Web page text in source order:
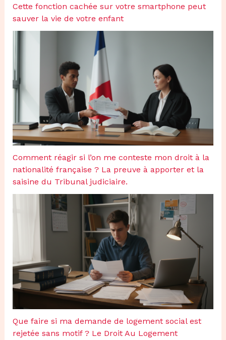
Cette fonction cachée sur votre smartphone peut
sauver la vie de votre enfant
Comment réagir si l’on me conteste mon droit à la
nationalité française ? La preuve à apporter et la
saisine du Tribunal judiciaire.
Que faire si ma demande de logement social est
rejetée sans motif ? Le Droit Au Logement